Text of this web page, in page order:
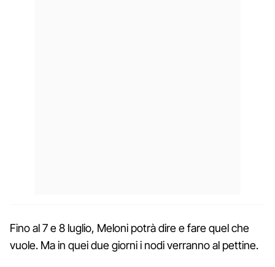
Fino al 7 e 8 luglio, Meloni potrà dire e fare quel che
vuole. Ma in quei due giorni i nodi verranno al pettine.